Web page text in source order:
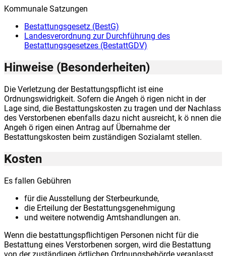
Kommunale Satzungen
Bestattungsgesetz (BestG)
Landesverordnung zur Durchführung des
Bestattungsgesetzes (BestattGDV)
Hinweise (Besonderheiten)
Die Verletzung der Bestattungspflicht ist eine
Ordnungswidrigkeit. Sofern die Angeh ö rigen nicht in der
Lage sind, die Bestattungskosten zu tragen und der Nachlass
des Verstorbenen ebenfalls dazu nicht ausreicht, k ö nnen die
Angeh ö rigen einen Antrag auf Übernahme der
Bestattungskosten beim zuständigen Sozialamt stellen.
Kosten
Es fallen Gebühren
für die Ausstellung der Sterbeurkunde,
die Erteilung der Bestattungsgenehmigung
und weitere notwendig Amtshandlungen an.
Wenn die bestattungspflichtigen Personen nicht für die
Bestattung eines Verstorbenen sorgen, wird die Bestattung